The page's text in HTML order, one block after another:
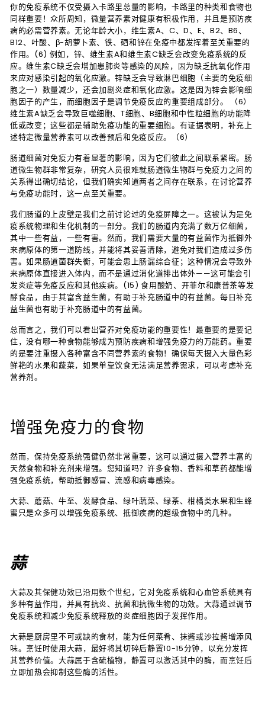
你的免疫系统不仅受摄入卡路里总量的影响，卡路里的种类和食物也
同样重要！众所周知，微量营养素对健康有积极作用，并且是预防疾
病的必需营养素。无论年龄大小，维生素A、C、D、E、B2、B6、
B12、叶酸、β-胡萝卜素、铁、硒和锌在免疫中都发挥着至关重要的
作用。(6) 例如，锌、维生素A和维生素C缺乏会改变免疫系统的反
应。维生素C缺乏会增加患肺炎等感染的风险，因为缺乏抗氧化作用
来应对感染引起的氧化应激。锌缺乏会导致淋巴细胞（主要的免疫细
胞之一）数量减少，还会加剧炎症和氧化应激。这是因为锌会影响细
胞因子的产生，而细胞因子是调节免疫反应的重要组成部分。 （6）
维生素A缺乏会导致巨噬细胞、T细胞、B细胞和中性粒细胞的功能降
低或改变；这些都是辅助免疫功能的重要细胞。有证据表明，补充上
述特定微量营养素可以改善预后和免疫反应。（6）
肠道细菌对免疫力有着显著的影响，因为它们彼此之间联系紧密。肠
道微生物群非常复杂，研究人员很难就肠道微生物群与免疫力之间的
关系得出确切结论，但我们确实知道两者之间存在联系，在讨论营养
与免疫功能时，这一点至关重要。
我们肠道的上皮壁是我们之前讨论过的免疫屏障之一。这被认为是免
疫系统物理和生化机制的一部分。我们的肠道内充满了数万亿细菌，
其中一些有益，一些有害。然而，我们需要大量的有益菌作为抵御外
来病原体的第一道防线，并能将其妥善清除，避免对我们造成过多伤
害。如果肠道菌群失衡，可能会患上肠漏综合征；这种情况会导致外
来病原体直接进入体内，而不是通过消化道排出体外——这可能会引
发炎症等免疫反应和其他疾病。(15) 食用酸奶、开菲尔和康普茶等发
酵食品，由于其富含益生菌，有助于补充肠道中的有益菌。每日补充
益生菌也有助于补充肠道中的有益菌。
总而言之，我们可以看出营养对免疫功能的重要性！最重要的是要记
住，没有哪一种食物能够成为预防疾病和增强免疫力的万能药。重要
的是要注重摄入各种富含不同营养素的食物！确保每天摄入大量色彩
鲜艳的水果和蔬菜，如果单靠饮食无法满足营养需求，可以考虑补充
营养剂。
增强免疫力的食物
然而，保持免疫系统强健仍然非常重要，这可以通过摄入营养丰富的
天然食物和补充剂来增强。您知道吗？许多食物、香料和草药都能增
强免疫系统，帮助抵御感冒、流感和病毒感染。
大蒜、蘑菇、牛至、发酵食品、绿叶蔬菜、绿茶、柑橘类水果和生蜂
蜜只是众多可以增强免疫系统、抵御疾病的超级食物中的几种。
蒜
大蒜及其保健功效已沿用数个世纪，它对免疫系统和心血管系统具有
多种有益作用，并具有抗炎、抗菌和抗微生物的功效。大蒜通过调节
免疫系统和减少免疫系统释放的炎症细胞因子发挥作用。
大蒜是厨房里不可或缺的食材，能为任何菜肴、抹酱或沙拉酱增添风
味。烹饪时使用大蒜，最好将其切碎后静置10-15分钟，以充分发挥
其营养价值。大蒜属于含硫植物，静置可以激活其中的酶，而烹饪后
立即加热会抑制这些酶的活性。